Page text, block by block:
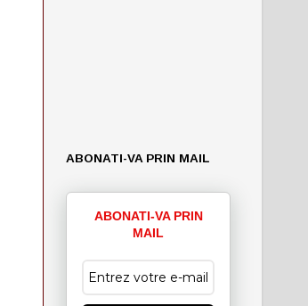
ABONATI-VA PRIN MAIL
ABONATI-VA PRIN
MAIL